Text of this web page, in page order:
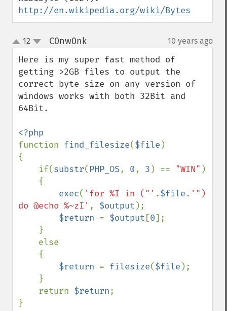
http://en.wikipedia.org/wiki/Bytes
up
down
12 C0nw0nk¶ 10 years ago
Here is my super fast method of
getting >2GB files to output the
correct byte size on any version of
windows works with both 32Bit and
64Bit.
function find_filesize($file )
{
    if(
substr( PHP_OS, 0, 3 ) == "WIN" )
exec( 'for %I in ("' .$file. '")
do @echo %~zI' , $output );
$return = $output [0];
$return = filesize($file );
    return
$return;
}